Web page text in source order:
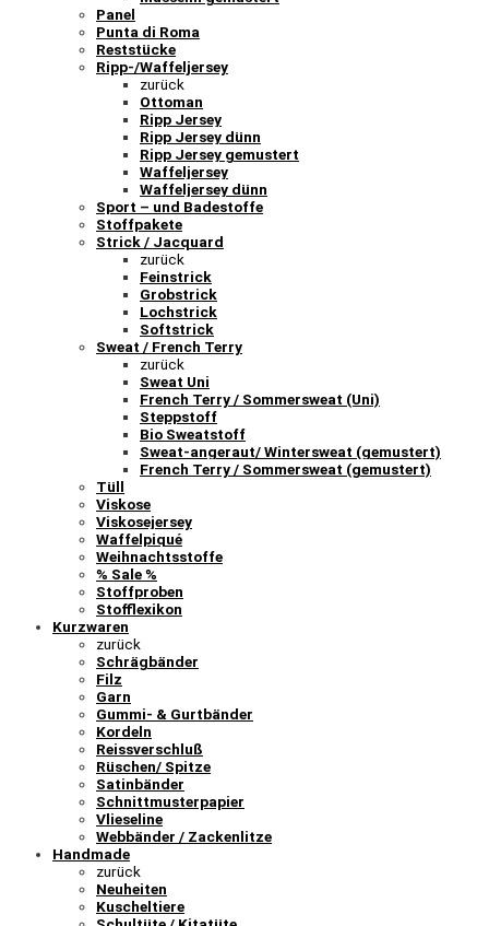
Panel
Punta di Roma
Reststücke
Ripp-/Waffeljersey
zurück
Ottoman
Ripp Jersey
Ripp Jersey dünn
Ripp Jersey gemustert
Waffeljersey
Waffeljersey dünn
Sport – und Badestoffe
Stoffpakete
Strick / Jacquard
zurück
Feinstrick
Grobstrick
Lochstrick
Softstrick
Sweat / French Terry
zurück
Sweat Uni
French Terry / Sommersweat (Uni)
Steppstoff
Bio Sweatstoff
Sweat-angeraut/ Wintersweat (gemustert)
French Terry / Sommersweat (gemustert)
Tüll
Viskose
Viskosejersey
Waffelpiqué
Weihnachtsstoffe
% Sale %
Stoffproben
Stofflexikon
Kurzwaren
zurück
Schrägbänder
Filz
Garn
Gummi- & Gurtbänder
Kordeln
Reissverschluß
Rüschen/ Spitze
Satinbänder
Schnittmusterpapier
Vlieseline
Webbänder / Zackenlitze
Handmade
zurück
Neuheiten
Kuscheltiere